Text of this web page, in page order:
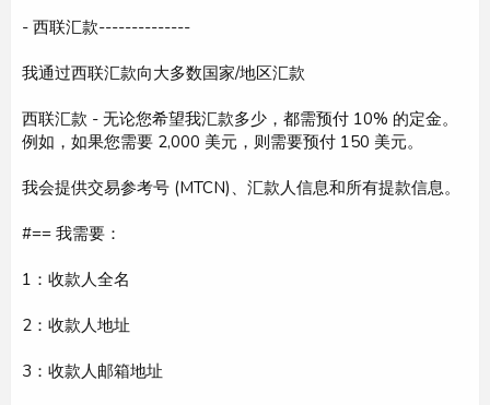
- 西联汇款--------------
我通过西联汇款向大多数国家/地区汇款
西联汇款 - 无论您希望我汇款多少，都需预付 10% 的定金。
例如，如果您需要 2,000 美元，则需要预付 150 美元。
我会提供交易参考号 (MTCN)、汇款人信息和所有提款信息。
#== 我需要：
1：收款人全名
2：收款人地址
3：收款人邮箱地址